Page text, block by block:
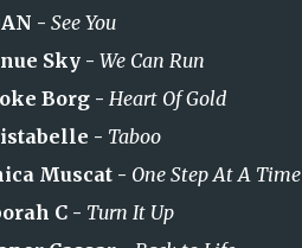
- See You
Sky - We Can Run
Borg - Heart Of Gold
- Taboo
Muscat - One Step At A Time
C - Turn It Up